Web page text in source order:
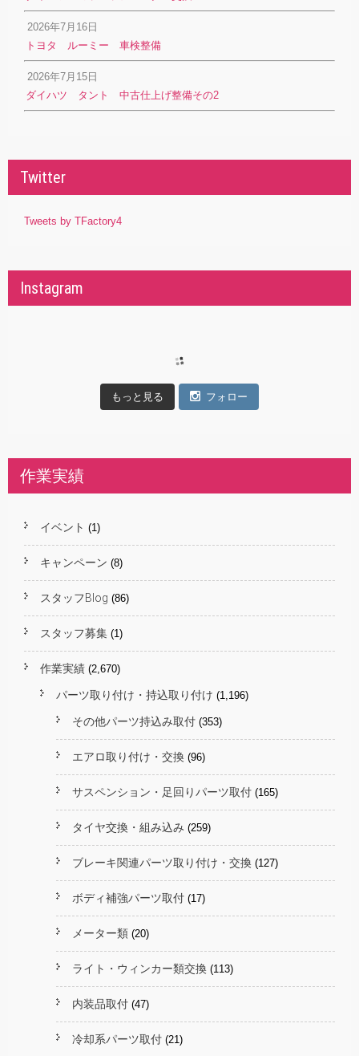
2026年7月16日
トヨタ ルーミー 車検整備
2026年7月15日
ダイハツ タント 中古仕上げ整備その2
Twitter
Tweets by TFactory4
Instagram
もっと見る フォロー
作業実績
イベント (1)
キャンペーン (8)
スタッフBlog (86)
スタッフ募集 (1)
作業実績 (2,670)
パーツ取り付け・持込取り付け (1,196)
その他パーツ持込み取付 (353)
エアロ取り付け・交換 (96)
サスペンション・足回りパーツ取付 (165)
タイヤ交換・組み込み (259)
ブレーキ関連パーツ取り付け・交換 (127)
ボディ補強パーツ取付 (17)
メーター類 (20)
ライト・ウィンカー類交換 (113)
内装品取付 (47)
冷却系パーツ取付 (21)